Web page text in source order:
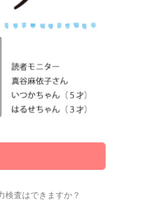
検査はできますか？